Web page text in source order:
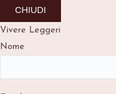
CHIUDI
Vivere Leggeri
Nome